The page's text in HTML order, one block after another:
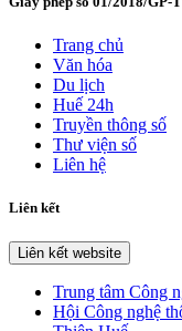
Trang chủ
Văn hóa
Du lịch
Huế 24h
Truyền thông số
Thư viện số
Liên hệ
Liên kết
Liên kết website
Trung tâm Công
Hội Công nghệ